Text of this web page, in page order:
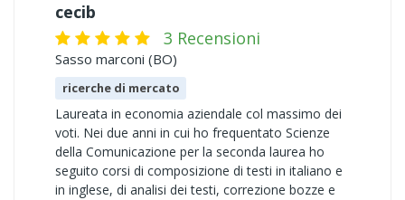
cecib
3 Recensioni
Sasso marconi (BO)
ricerche di mercato
Laureata in economia aziendale col massimo dei
voti. Nei due anni in cui ho frequentato Scienze
della Comunicazione per la seconda laurea ho
seguito corsi di composizione di testi in italiano e
in inglese, di analisi dei testi, correzione bozze e